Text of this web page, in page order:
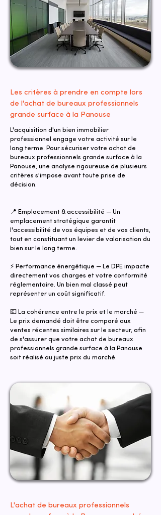
Les critères à prendre en compte lors
de l'achat de bureaux professionnels
grande surface à la Panouse
L'acquisition d'un bien immobilier
professionnel engage votre activité sur le
long terme. Pour sécuriser votre achat de
bureaux professionnels grande surface à la
Panouse, une analyse rigoureuse de plusieurs
critères s'impose avant toute prise de
décision.
📍 Emplacement & accessibilité — Un
emplacement stratégique garantit
l'accessibilité de vos équipes et de vos clients,
tout en constituant un levier de valorisation du
bien sur le long terme.
⚡ Performance énergétique — Le DPE impacte
directement vos charges et votre conformité
réglementaire. Un bien mal classé peut
représenter un coût significatif.
💶 La cohérence entre le prix et le marché —
Le prix demandé doit être comparé aux
ventes récentes similaires sur le secteur, afin
de s'assurer que votre achat de bureaux
professionnels grande surface à la Panouse
soit réalisé au juste prix du marché.
L'achat de bureaux professionnels